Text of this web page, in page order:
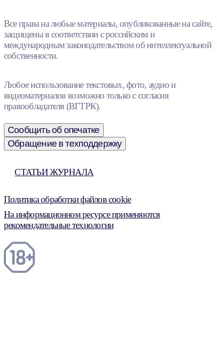
Все права на любые материалы, опубликованные на сайте,
защищены в соответствии с российским и
международным законодательством об интеллектуальной
собственности.
Любое использование текстовых, фото, аудио и
видеоматериалов возможно только с согласия
правообладателя (ВГТРК).
Сообщить об опечатке
Обращение в техподдержку
СТАТЬИ ЖУРНАЛА
Политика обработки файлов cookie
На информационном ресурсе применяются
рекомендательные технологии